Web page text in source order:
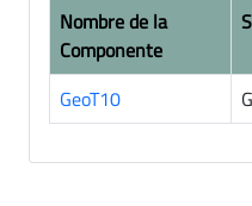
Nombre de la
Componente
GeoT10